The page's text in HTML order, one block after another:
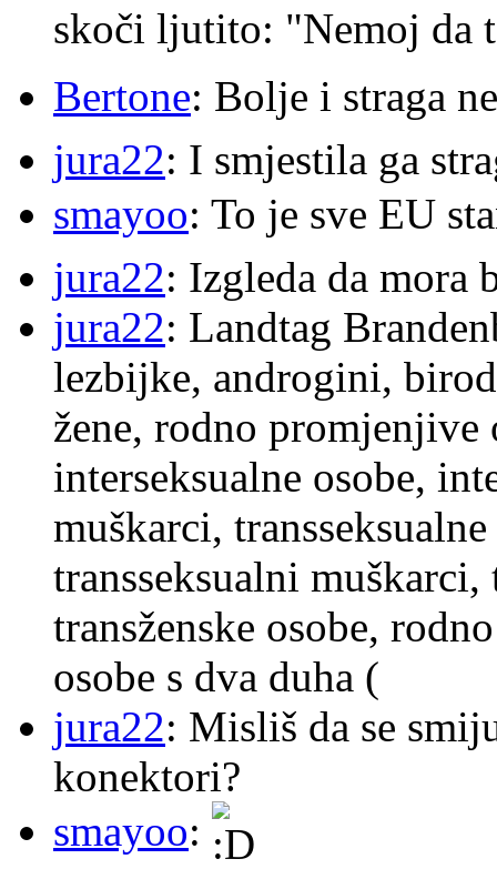
skoči ljutito: "Nemoj da
Bertone: Bolje i straga
jura22: I smjestila ga
smayoo: To je sve EU
jura22: Izgleda da mora
jura22: Landtag
lezbijke, androgini,
žene, rodno
interseksualne osobe,
muškarci,
transseksualni muškarci,
transženske osobe,
osobe s dva duha (
jura22: Misliš da se
konektori?
smayoo: